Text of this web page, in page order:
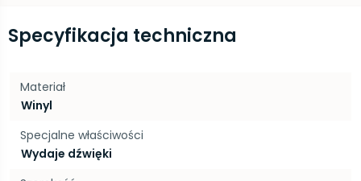
Specyfikacja techniczna
Materiał
Winyl
Specjalne właściwości
Wydaje dźwięki